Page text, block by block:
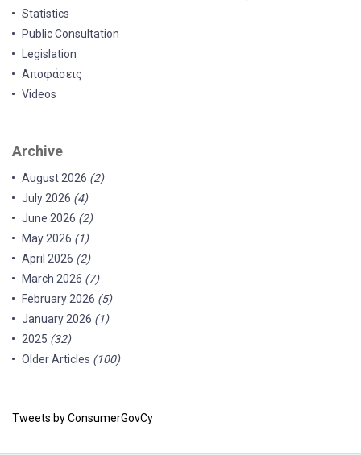
Statistics
Public Consultation
Legislation
Αποφάσεις
Videos
Archive
August 2026 (2)
July 2026 (4)
June 2026 (2)
May 2026 (1)
April 2026 (2)
March 2026 (7)
February 2026 (5)
January 2026 (1)
2025 (32)
Older Articles (100)
Tweets by ConsumerGovCy